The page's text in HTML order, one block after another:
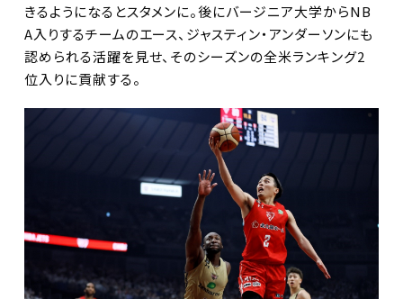
きるようになるとスタメンに。後にバージニア大学からNB
A入りするチームのエース、ジャスティン・アンダーソンにも
認められる活躍を見せ、そのシーズンの全米ランキング2
位入りに貢献する。